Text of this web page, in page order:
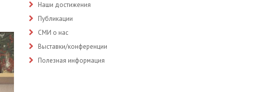
Наши достижения
Публикации
СМИ о нас
Выставки/конференции
Полезная информация